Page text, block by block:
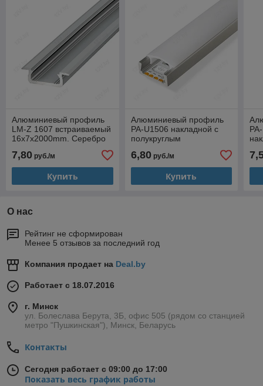
Алюминиевый профиль
LM-Z 1607 встраиваемый
16х7х2000mm. Серебро
7,80 руб./м
Купить
Алюминиевый профиль
PA-U1506 накладной с
полукруглым
[полуматовым] экраном
15,2х6х2000mm.
6,80руб./м
Купить
О нас
Рейтинг не сформирован
Менее 5 отзывов за последний год
Компания продает на Deal.by
Работает с 18.07.2016
г. Минск
ул. Болеслава Берута, 3Б, офис 505 (рядом со станцией
метро "Пушкинская"), Минск, Беларусь
Контакты
Сегодня работает с 09:00 до 17:00
Показать весь график работы